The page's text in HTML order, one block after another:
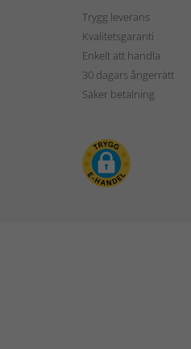
Trygg leverans
Kvalitetsgaranti
Enkelt att handla
30 dagars ångerrätt
Säker betalning